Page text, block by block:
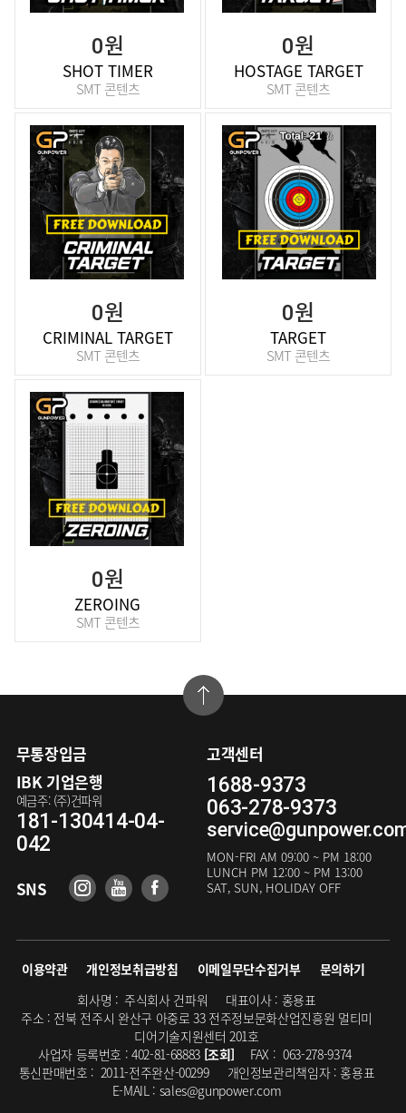
0원
SHOT TIMER
SMT 콘텐츠
0원
HOSTAGE TARGET
SMT 콘텐츠
0원
CRIMINAL TARGET
SMT 콘텐츠
0원
TARGET
SMT 콘텐츠
0원
ZEROING
SMT 콘텐츠
무통장입금
IBK 기업은행
예금주: (주)건파워
181-130414-04-
042
SNS
고객센터
1688-9373
063-278-9373
MON-FRI AM 09:00 ~ PM 18:00
LUNCH PM 12:00 ~ PM 13:00
SAT, SUN, HOLIDAY OFF
이용약관 개인정보취급방침 이메일무단수집거부
문의하기
회사명 : 주식회사 건파워 대표이사 : 홍용표
주소 : 전북 전주시 완산구 아중로 33 전주정보문화산업진흥원 멀티미
디어기술지원센터 201호
사업자 등록번호 : 402-81-68883 [조회] FAX : 063-278-9374
통신판매번호 : 2011-전주완산-00299 개인정보관리책임자 : 홍용표
E-MAIL : sales@gunpower.com